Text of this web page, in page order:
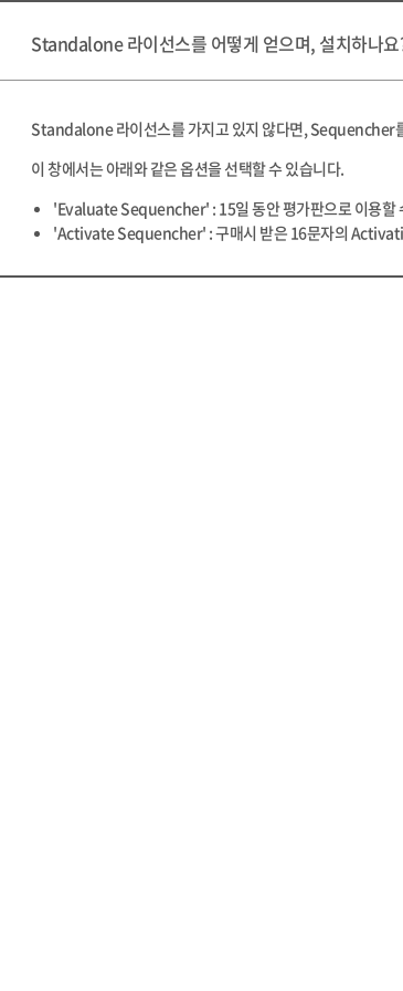
Standalone 라이선스를 어떻게 얻으며, 설치하나요
Standalone 라이선스를 가지고 있지 않다면,
이 창에서는 아래와 같은 옵션을 선택할 수 있습니다.
'Evaluate Sequencher' : 15일 동안 평가판으로 이용할
'Activate Sequencher' : 구매시 받은 16문자의